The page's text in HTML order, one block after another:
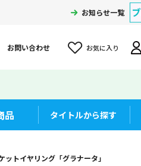
お知らせ一覧
お問い合わせ お気に入り
品 タイトルから探す
トイヤリング「グラナータ」